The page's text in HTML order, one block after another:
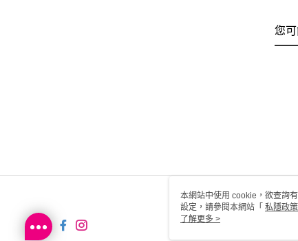
您
本網站中使用 cookie，欲查詢
設定，請參閱本網站「 私隱政策
用 cookie。
了解更多 >